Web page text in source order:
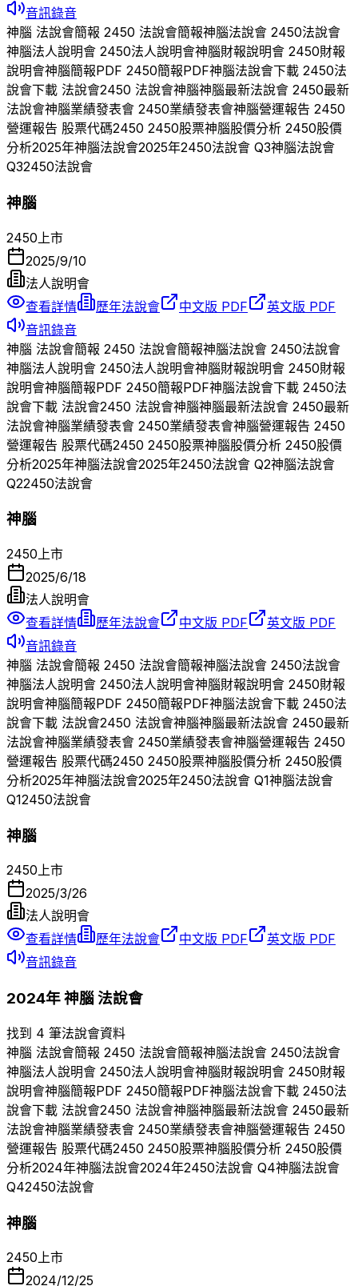
音訊錄音
神腦 法說會簡報 2450 法說會簡報神腦法說會 2450法說會
神腦法人說明會 2450法人說明會神腦財報說明會 2450財報
說明會神腦簡報PDF 2450簡報PDF神腦法說會下載 2450法
說會下載 法說會2450 法說會神腦神腦最新法說會 2450最新
法說會神腦業績發表會 2450業績發表會神腦營運報告 2450
營運報告 股票代碼2450 2450股票神腦股價分析 2450股價
分析2025年神腦法說會2025年2450法說會 Q3神腦法說會
Q32450法說會
神腦
2450 上市
2025/9/10
法人說明會
查看詳情
歷年法說會 中文版 PDF
英文版 PDF
音訊錄音
神腦 法說會簡報 2450 法說會簡報神腦法說會 2450法說會
神腦法人說明會 2450法人說明會神腦財報說明會 2450財報
說明會神腦簡報PDF 2450簡報PDF神腦法說會下載 2450法
說會下載 法說會2450 法說會神腦神腦最新法說會 2450最新
法說會神腦業績發表會 2450業績發表會神腦營運報告 2450
營運報告 股票代碼2450 2450股票神腦股價分析 2450股價
分析2025年神腦法說會2025年2450法說會 Q2神腦法說會
Q22450法說會
神腦
2450 上市
2025/6/18
法人說明會
查看詳情
歷年法說會 中文版 PDF
英文版 PDF
音訊錄音
神腦 法說會簡報 2450 法說會簡報神腦法說會 2450法說會
神腦法人說明會 2450法人說明會神腦財報說明會 2450財報
說明會神腦簡報PDF 2450簡報PDF神腦法說會下載 2450法
說會下載 法說會2450 法說會神腦神腦最新法說會 2450最新
法說會神腦業績發表會 2450業績發表會神腦營運報告 2450
營運報告 股票代碼2450 2450股票神腦股價分析 2450股價
分析2025年神腦法說會2025年2450法說會 Q1神腦法說會
Q12450法說會
神腦
2450上市
2025/3/26
法人說明會
查看詳情
歷年法說會 中文版 PDF
英文版 PDF
音訊錄音
2024年神腦法說會
找到 4 筆法說會資料
神腦 法說會簡報 2450 法說會簡報神腦法說會 2450法說會
神腦法人說明會 2450法人說明會神腦財報說明會 2450財報
說明會神腦簡報PDF 2450簡報PDF神腦法說會下載 2450法
說會下載 法說會2450 法說會神腦神腦最新法說會 2450最新
法說會神腦業績發表會 2450業績發表會神腦營運報告 2450
營運報告 股票代碼2450 2450股票神腦股價分析 2450股價
分析2024年神腦法說會2024年2450法說會 Q4神腦法說會
Q42450法說會
神腦
2450上市
2024/12/25